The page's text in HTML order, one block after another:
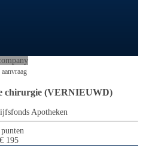
chirurgie (VERNIEUWD)
Apotheken
€ 195